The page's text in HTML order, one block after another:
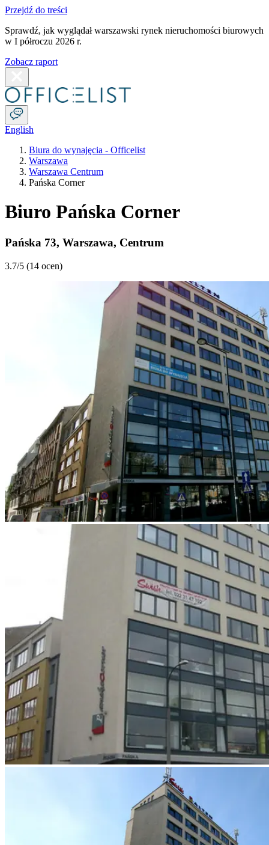
Przejdź do treści
Sprawdź, jak wyglądał warszawski rynek nieruchomości biurowych
w I półroczu 2026 r.
Zobacz raport
English
Biura do wynajęcia - Officelist
Warszawa
Warszawa Centrum
Pańska Corner
Biuro Pańska Corner
Pańska 73, Warszawa, Centrum
3.7/5 (14 ocen)